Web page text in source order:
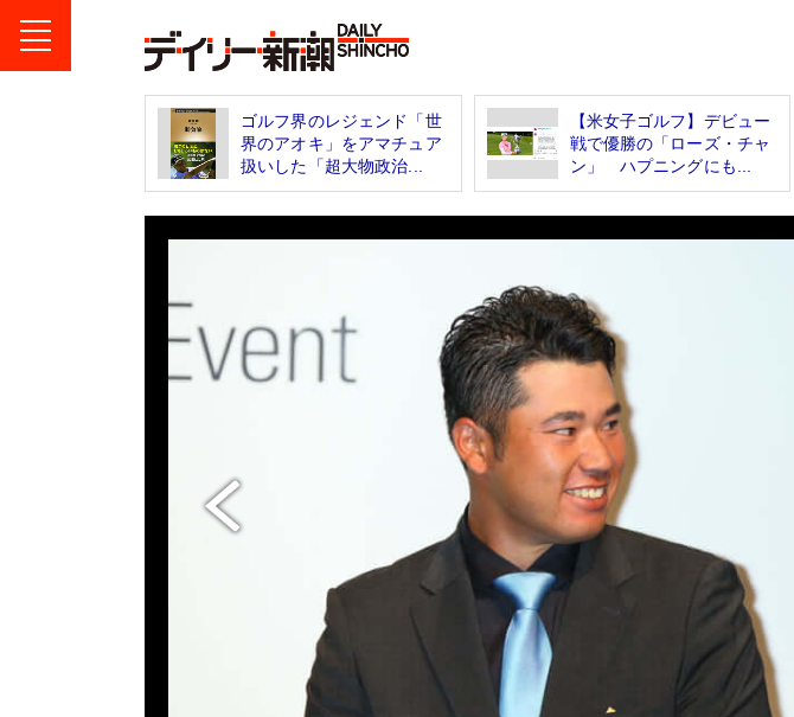
ゴルフ界のレジェンド「世
界のアオキ」をアマチュア
扱いした「超大物政治...
【米女子ゴルフ】デビュー
戦で優勝の「ローズ・チャ
ン」 ハプニングにも...